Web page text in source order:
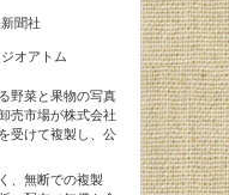
聞社
オアトム
野菜と果物の写真
売市場が株式会社
受けて複製し、公
、無断での複製